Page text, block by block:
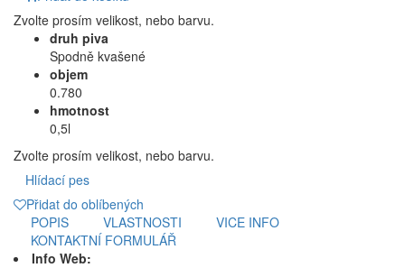
Zvolte prosím velikost, nebo barvu.
druh piva
Spodně kvašené
objem
0.780
hmotnost
0,5l
Zvolte prosím velikost, nebo barvu.
Hlídací pes
Přidat do oblíbených
POPIS
VLASTNOSTI
VICE INFO
KONTAKTNÍ FORMULÁŘ
Info Web: